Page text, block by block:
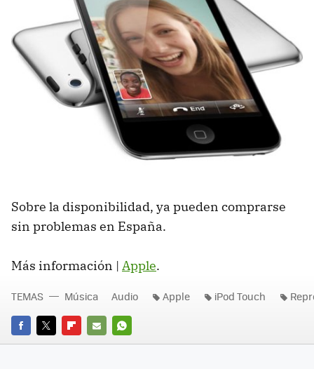
Sobre la disponibilidad, ya pueden comprarse
sin problemas en España.
Más información | Apple.
FACEBOOK
TWITTERFLIPBOARD
E-
WHATSAPP
TEMAS Música Audio Apple iPod Touch